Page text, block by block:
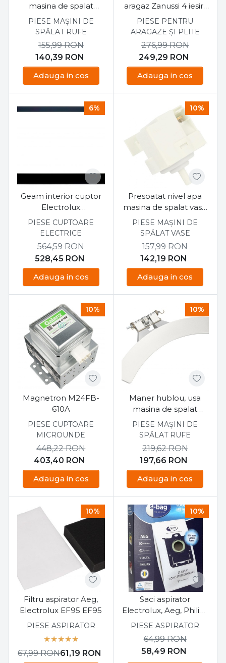
masina de spalat
Electrolux, Aeg,
Zanussi 1240349017
PIESE MAȘINI DE
SPĂLAT RUFE
140,39 RON
155,99RON
Adauga in cos
aragaz Zanussi 4 iesiri,
buton cuplare
PIESE PENTRU
ARAGAZE ȘI PLITE
249,29 RON
276,99RON
Adauga in cos
6%
Geam interior cuptor
Electrolux
EOD3C50TX
522X388MM
PIESE CUPTOARE
ELECTRICE
528,45 RON
564,59RON
Adauga in cos
10%
Presoatat nivel apa
masina de spalat vase
Electrolux ESI47500XR
PIESE MAȘINI DE
SPĂLAT VASE
142,19 RON
157,99RON
Adauga in cos
10%
Magnetron M24FB-
610A
PIESE CUPTOARE
MICROUNDE
403,40 RON
448,22RON
Adauga in cos
10%
Maner hublou, usa
masina de spalat
Electrolux
PIESE MAȘINI DE
SPĂLAT RUFE
197,66 RON
219,62RON
Adauga in cos
10%
Filtru aspirator Aeg,
Electrolux EF95 EF95
PIESE ASPIRATOR
61,19 RON
67,99RON
10%
Saci aspirator
Electrolux, Aeg, Philips
4 buc
PIESE ASPIRATOR
58,49 RON
64,99RON